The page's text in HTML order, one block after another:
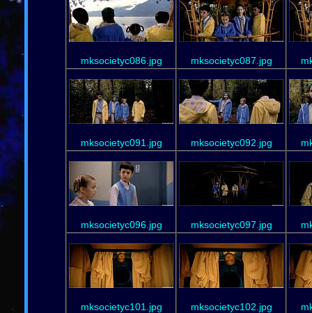
mksocietyc086.jpg mksocietyc087.jpg
mksocietyc091.jpg mksocietyc092.jpg
mksocietyc096.jpg mksocietyc097.jpg
mksocietyc101.jpg mksocietyc102.jpg